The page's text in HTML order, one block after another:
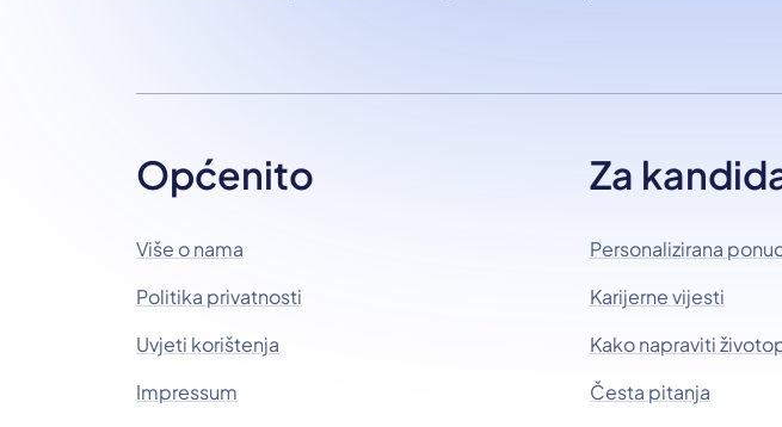
Općenito
Više o nama
Politika privatnosti
Uvjeti korištenja
Impressum
Za
Personalizirana
Karijerne vijesti
Kako napraviti
Česta pitanja